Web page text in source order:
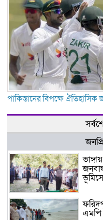
পাকিস্তানের বিপক্ষে
এমপি